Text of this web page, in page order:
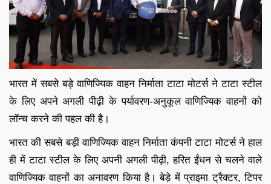
भारत में सबसे बड़े वाणिज्यिक वाहन निर्माता टाटा मोटर्स ने टाटा स्टील
के लिए अपने अगली पीढ़ी के पर्यावरण-अनुकूल वाणिज्यिक वाहनों को
लॉन्च करने की पहल की है।
भारत की सबसे बड़ी वाणिज्यिक वाहन निर्माता कंपनी टाटा मोटर्स ने हाल
ही में टाटा स्टील के लिए अपनी अगली पीढ़ी, हरित ईंधन से चलने वाले
वाणिज्यिक वाहनों का अनावरण किया है। बेड़े में प्राइमा ट्रैक्टर, टिपर